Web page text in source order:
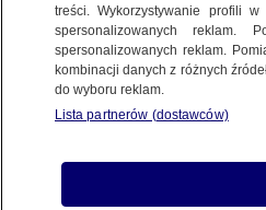
10.12.2023, 11:23
Udostępnij
treści. Wykorzystywanie profili
spersonalizowanych reklam.
spersonalizowanych reklam.
kombinacji danych z różnych
do wyboru reklam.
Lista partnerów (dostawców)